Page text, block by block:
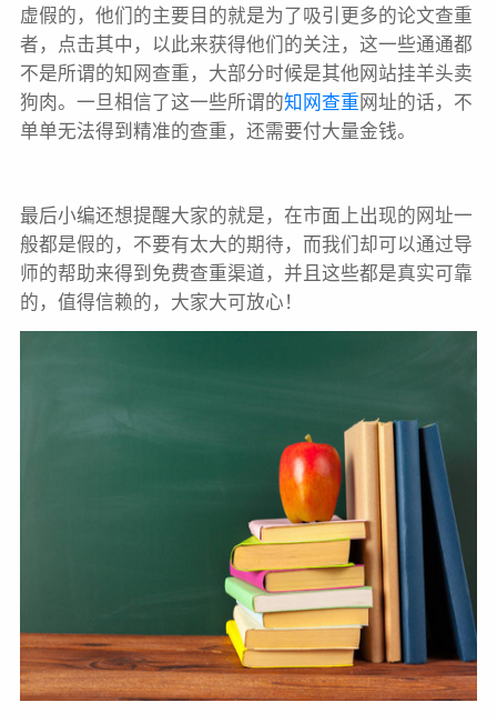
虚假的，他们的主要目的就是为了吸引更多的论文查重
者，点击其中，以此来获得他们的关注，这一些通通都
不是所谓的知网查重，大部分时候是其他网站挂羊头卖
狗肉。一旦相信了这一些所谓的知网查重 网址的话，不
单单无法得到精准的查重，还需要付大量金钱。
最后小编还想提醒大家的就是，在市面上出现的网址一
般都是假的，不要有太大的期待，而我们却可以通过导
师的帮助来得到免费查重渠道，并且这些都是真实可靠
的，值得信赖的，大家大可放心！